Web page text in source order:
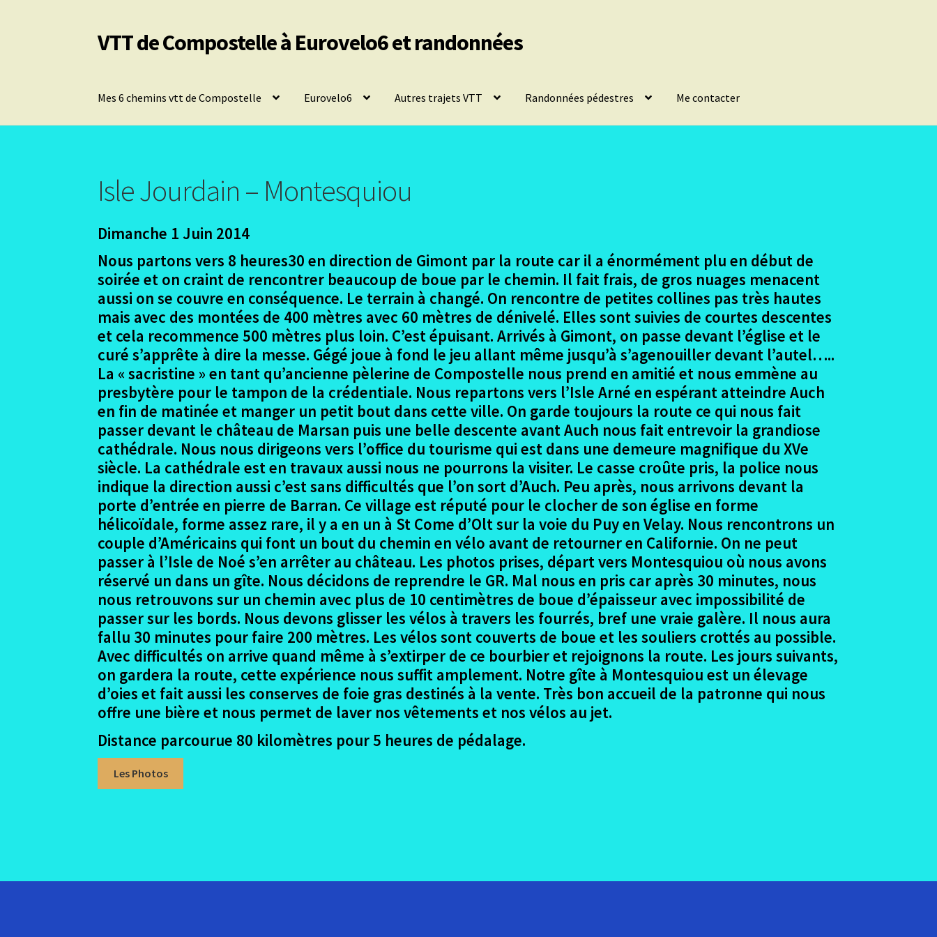
Aller
à
Aller
au
VTT de Compostelle à Eurovelo6 et randonnées
Mes 6 chemins vtt de Compostelle Eurovelo6 Autres trajets VTT Randonnées pédestres Me contacter
Isle Jourdain – Montesquiou
Dimanche 1 Juin 2014
Nous partons vers 8 heures30 en direction de Gimont par la route car il a énormément plu en début de
soirée et on craint de rencontrer beaucoup de boue par le chemin. Il fait frais, de gros nuages menacent
aussi on se couvre en conséquence. Le terrain à changé. On rencontre de petites collines pas très hautes
mais avec des montées de 400 mètres avec 60 mètres de dénivelé. Elles sont suivies de courtes descentes
et cela recommence 500 mètres plus loin. C’est épuisant. Arrivés à Gimont, on passe devant l’église et le
curé s’apprête à dire la messe. Gégé joue à fond le jeu allant même jusqu’à s’agenouiller devant l’autel…..
La « sacristine » en tant qu’ancienne pèlerine de Compostelle nous prend en amitié et nous emmène au
presbytère pour le tampon de la crédentiale. Nous repartons vers l’Isle Arné en espérant atteindre Auch
en fin de matinée et manger un petit bout dans cette ville. On garde toujours la route ce qui nous fait
passer devant le château de Marsan puis une belle descente avant Auch nous fait entrevoir la grandiose
cathédrale. Nous nous dirigeons vers l’office du tourisme qui est dans une demeure magnifique du XVe
siècle. La cathédrale est en travaux aussi nous ne pourrons la visiter. Le casse croûte pris, la police nous
indique la direction aussi c’est sans difficultés que l’on sort d’Auch. Peu après, nous arrivons devant la
porte d’entrée en pierre de Barran. Ce village est réputé pour le clocher de son église en forme
hélicoïdale, forme assez rare, il y a en un à St Come d’Olt sur la voie du Puy en Velay. Nous rencontrons un
couple d’Américains qui font un bout du chemin en vélo avant de retourner en Californie. On ne peut
passer à l’Isle de Noé s’en arrêter au château. Les photos prises, départ vers Montesquiou où nous avons
réservé un dans un gîte. Nous décidons de reprendre le GR. Mal nous en pris car après 30 minutes, nous
nous retrouvons sur un chemin avec plus de 10 centimètres de boue d’épaisseur avec impossibilité de
passer sur les bords. Nous devons glisser les vélos à travers les fourrés, bref une vraie galère. Il nous aura
fallu 30 minutes pour faire 200 mètres. Les vélos sont couverts de boue et les souliers crottés au possible.
Avec difficultés on arrive quand même à s’extirper de ce bourbier et rejoignons la route. Les jours suivants,
on gardera la route, cette expérience nous suffit amplement. Notre gîte à Montesquiou est un élevage
d’oies et fait aussi les conserves de foie gras destinés à la vente. Très bon accueil de la patronne qui nous
offre une bière et nous permet de laver nos vêtements et nos vélos au jet.
Distance parcourue 80 kilomètres pour 5 heures de pédalage.
Les Photos